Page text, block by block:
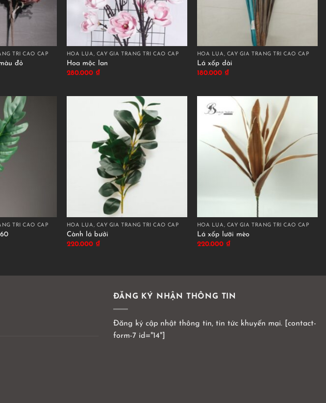
TRÍ CAO CẤP
đỏ
HOA LỤA, CÂY GIẢ TRANG TRÍ CAO CẤP
Hoa mộc lan
280.000 ₫
HOA LỤA, CÂY GIẢ TRANG TRÍ CAO CẤP
Lá xốp dài
180.000 ₫
TRÍ CAO CẤP HOA LỤA, CÂY GIẢ TRANG TRÍ CAO CẤP
Cành lá bưởi
220.000 ₫
HOA LỤA, CÂY GIẢ TRANG TRÍ CAO CẤP
Lá xốp lưỡi mèo
220.000 ₫
ĐĂNG KÝ NHẬN THÔNG TIN
Đăng ký cập nhật thông tin, tin tức khuyến mại. [contact-
form-7 id="14"]